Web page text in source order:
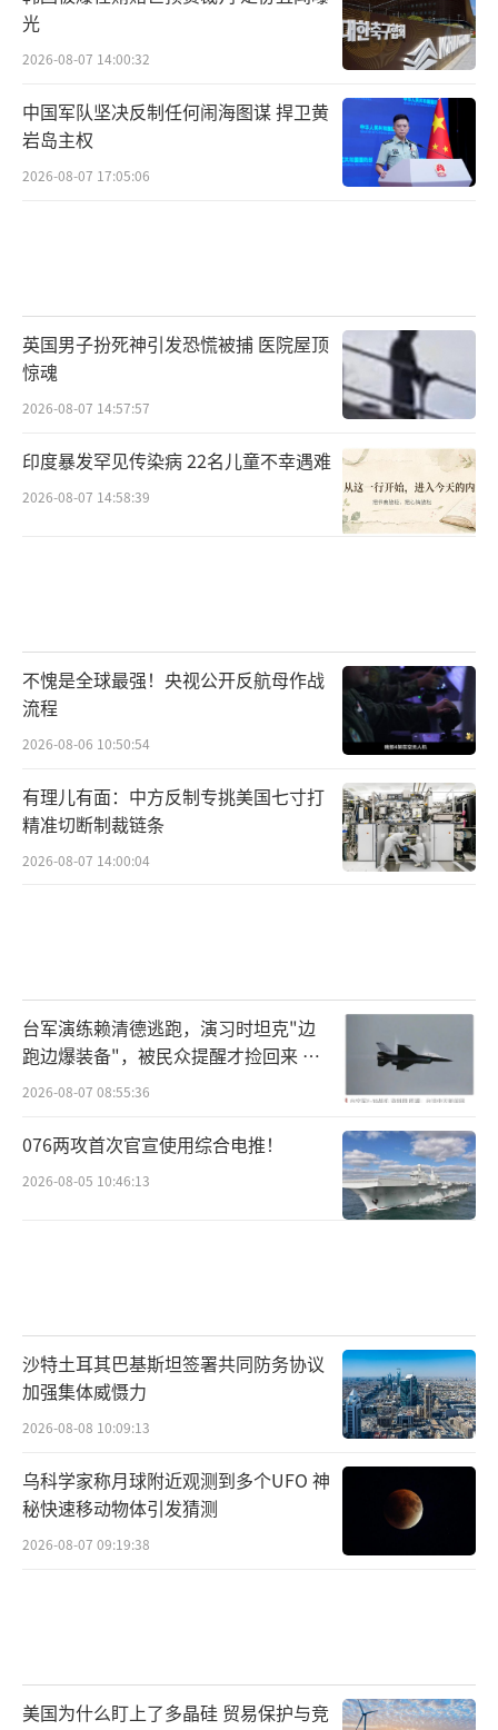
磊落，有目共睹。“我们坚决反对美方动辄拿
我方说事，坚决反对对我方滥施非法单边制裁
我方必将坚决反制，坚定维护自身的主权发展
和安全利益。”
的胜负手，藏在美国财长那句看似题外的话
中：“欧洲必须与我们同步。”这句话在1896
年、1939年和2025年同样有效——当大陆国家
分裂时，离岸平衡手总能成为终极赢家。但这
次的不同在于：乌克兰的无人机操作员，正用
瞄准镜注视着所有棋手的动作。
（责任编辑：卢其龙
光
2026-08-07 14:00:32
中国军队坚决反制任何闹海图谋 捍卫黄
岩岛主权
2026-08-07 17:05:06
英国男子扮死神引发恐慌被捕 医院屋顶
惊魂
2026-08-07 14:57:57
印度暴发罕见传染病 22名儿童不幸遇难
2026-08-07 14:58:39
不愧是全球最强！央视公开反航母作战
流程
2026-08-06 10:50:54
有理儿有面：中方反制专挑美国七寸打
精准切断制裁链条
2026-08-07 14:00:04
台军演练赖清德逃跑，演习时坦克"边
跑边爆装备"，被民众提醒才捡回来 演
习状况频出引发关注
2026-08-07 08:55:36
076两攻首次官宣使用综合电推！
2026-08-05 10:46:13
沙特土耳其巴基斯坦签署共同防务协议
加强集体威慑力
2026-08-08 10:09:13
乌科学家称月球附近观测到多个UFO 神
秘快速移动物体引发猜测
2026-08-07 09:19:38
美国为什么盯上了多晶硅 贸易保护与竞